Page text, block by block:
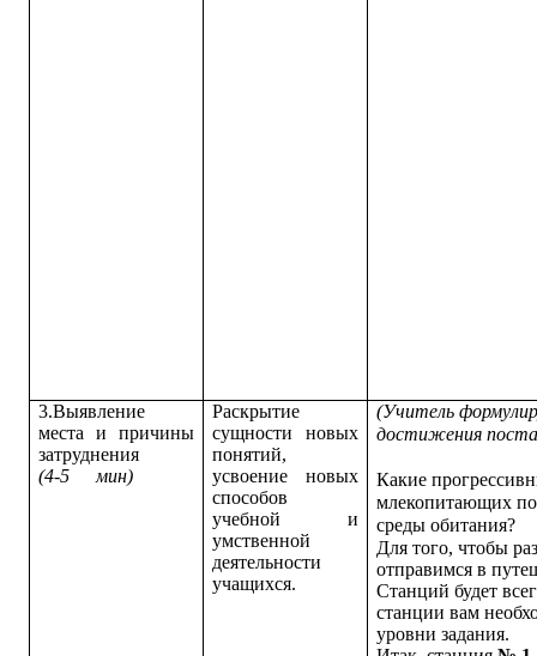
3.Выявление
места и причины
затруднения
(4-5
мин)
Раскрытие
сущности новых
понятий,
усвоение новых
способов
учебной и
умственной
деятельности
учащихся.
(Учитель
достижения
Какие
млекопитающих
среды обитания?
Для того, чтобы
отправимся в
Станций будет
станции вам
уровни задания.